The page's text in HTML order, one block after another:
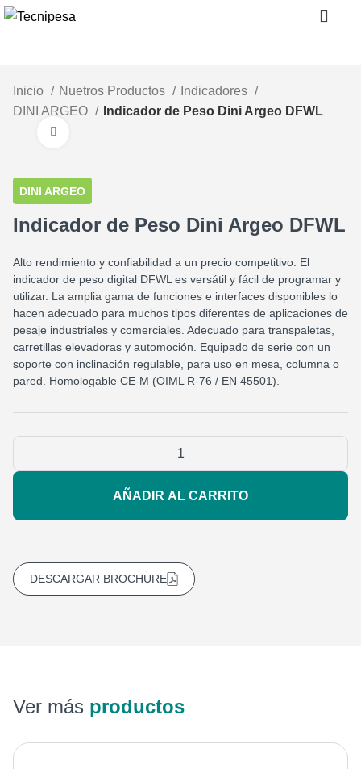
Inicio Nuetros Productos
Indicadores
DINI ARGEO
Indicador de Peso Dini Argeo DFWL
DINI ARGEO
Indicador de Peso Dini Argeo DFWL
Alto rendimiento y confiabilidad a un precio competitivo. El
indicador de peso digital DFWL es versátil y fácil de programar y
utilizar. La amplia gama de funciones e interfaces disponibles lo
hacen adecuado para muchos tipos diferentes de aplicaciones de
pesaje industriales y comerciales. Adecuado para transpaletas,
carretillas elevadoras y automoción. Equipado de serie con un
soporte con inclinación regulable, para uso en mesa, columna o
pared. Homologable CE-M (OIML R-76 / EN 45501).
AÑADIR AL CARRITO
DESCARGAR BROCHURE
Ver más productos